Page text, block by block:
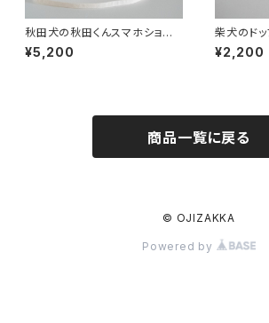
秋田犬の秋田くんスマホショル
ダー/ホルダー
¥5,200
柴犬のド
ース
¥2,200
商品一覧に戻る
© OJIZAKKA
Powered by